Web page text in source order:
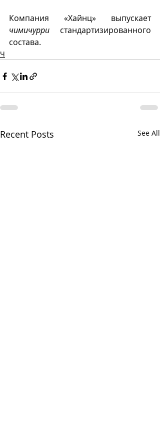
Компания «Хайнц» выпускает
чимичурри стандартизированного
состава.
Ч
Recent Posts See All